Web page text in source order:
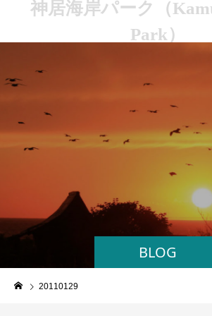
神居海岸パーク（
Park）
BLOG
20110129